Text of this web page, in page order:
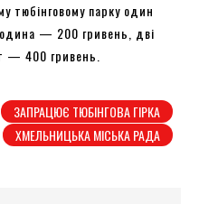
тюбінговому парку один
— 200 гривень, дві
— 400 гривень.
ЗАПРАЦЮЄ ТЮБІНГОВА ГІРКА
ХМЕЛЬНИЦЬКА МІСЬКА РАДА